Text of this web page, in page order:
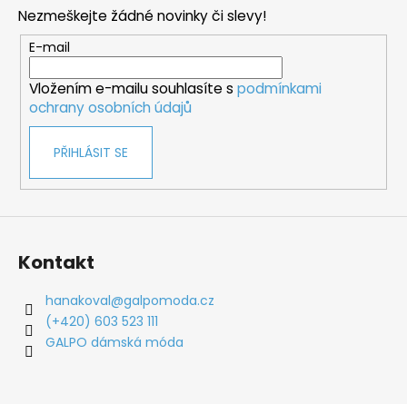
Nezmeškejte žádné novinky či slevy!
E-mail
Vložením e-mailu souhlasíte s podmínkami
ochrany osobních údajů
PŘIHLÁSIT SE
Kontakt
hanakoval@galpomoda.cz
(+420) 603 523 111
GALPO dámská móda